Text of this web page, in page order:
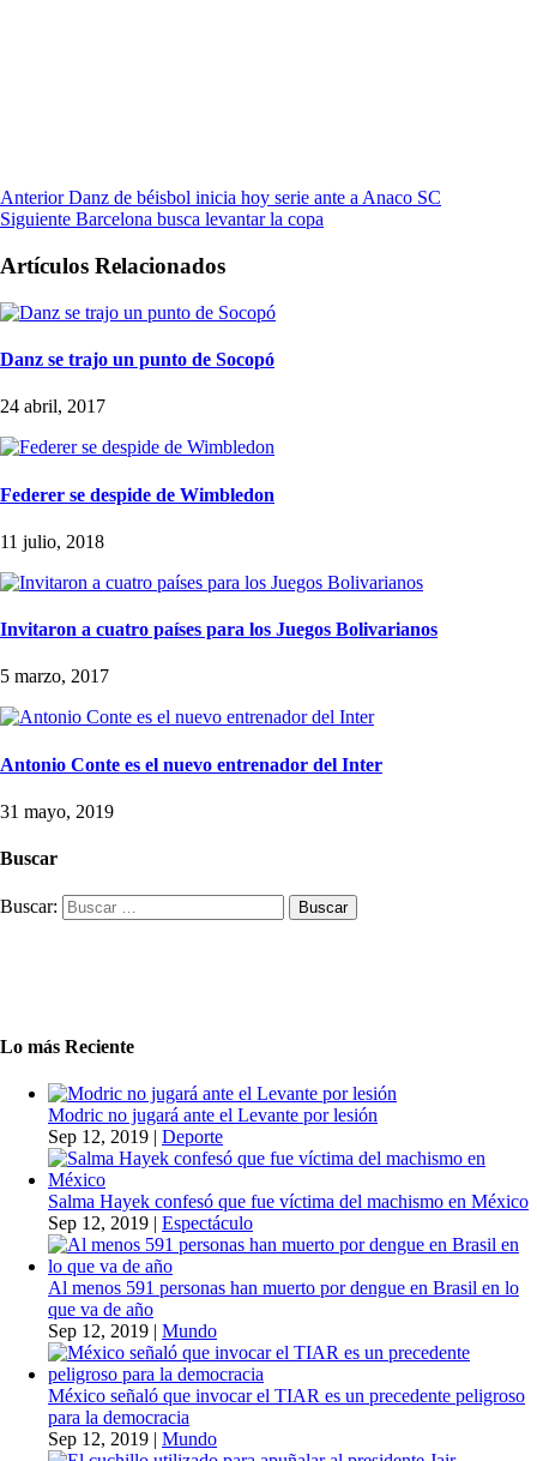
Anterior Danz de béisbol inicia hoy serie ante a Anaco SC
Siguiente Barcelona busca levantar la copa
Artículos Relacionados
Danz se trajo un punto de Socopó
24 abril, 2017
Federer se despide de Wimbledon
11 julio, 2018
Invitaron a cuatro países para los Juegos Bolivarianos
5 marzo, 2017
Antonio Conte es el nuevo entrenador del Inter
31 mayo, 2019
Buscar
Buscar:
Lo más Reciente
Modric no jugará ante el Levante por lesión
Sep 12, 2019 | Deporte
Salma Hayek confesó que fue víctima del machismo en México
Sep 12, 2019 | Espectáculo
Al menos 591 personas han muerto por dengue en Brasil en lo
que va de año
Sep 12, 2019 | Mundo
México señaló que invocar el TIAR es un precedente peligroso
para la democracia
Sep 12, 2019 | Mundo